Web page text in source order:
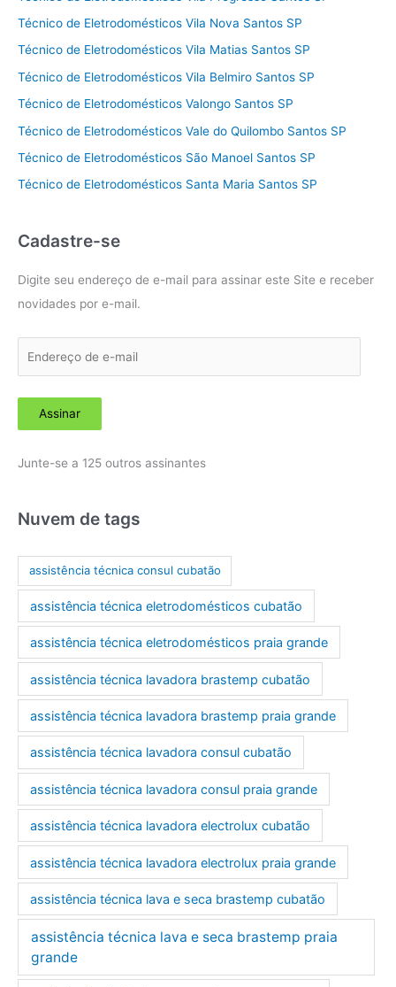
Técnico de Eletrodomésticos Vila Nova Santos SP
Técnico de Eletrodomésticos Vila Matias Santos SP
Técnico de Eletrodomésticos Vila Belmiro Santos SP
Técnico de Eletrodomésticos Valongo Santos SP
Técnico de Eletrodomésticos Vale do Quilombo Santos SP
Técnico de Eletrodomésticos São Manoel Santos SP
Técnico de Eletrodomésticos Santa Maria Santos SP
Cadastre-se
Digite seu endereço de e-mail para assinar este Site e receber
novidades por e-mail.
d
e
o
e
a
Assinar
Junte-se a 125 outros assinantes
Nuvem de tags
assistência técnica consul cubatão
assistência técnica eletrodomésticos cubatão
assistência técnica eletrodomésticos praia grande
assistência técnica lavadora brastemp cubatão
assistência técnica lavadora brastemp praia grande
assistência técnica lavadora consul cubatão
assistência técnica lavadora consul praia grande
assistência técnica lavadora electrolux cubatão
assistência técnica lavadora electrolux praia grande
assistência técnica lava e seca brastemp cubatão
assistência técnica lava e seca brastemp praia
grande